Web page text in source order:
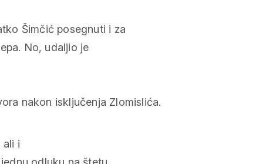
Šimčić posegnuti i za
No, udaljio je
nakon isključenja Zlomislića.
ali i